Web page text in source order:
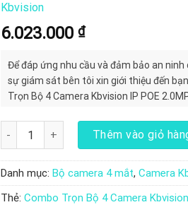
Kbvision
6.023.000 ₫
Để đáp ứng nhu cầu và đảm bảo an
sự giám sát bên tôi xin giới thiệu đến
Trọn Bộ 4 Camera Kbvision IP POE
Combo Trọn Bộ 4 Camera Kbvision IP
Thêm vào giỏ
Danh mục: Bộ camera 4 mắt, Camera
Thẻ: Combo Trọn Bộ 4 Camera Kbvision